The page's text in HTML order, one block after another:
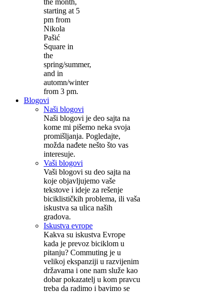
the month,
starting at 5
pm from
Nikola
Pašić
Square in
the
spring/summer,
and in
automn/winter
from 3 pm.
Blogovi
Naši blogovi
Naši blogovi je deo sajta na
kome mi pišemo neka svoja
promišljanja. Pogledajte,
možda nađete nešto što vas
interesuje.
Vaši blogovi
Vaši blogovi su deo sajta na
koje objavljujemo vaše
tekstove i ideje za rešenje
biciklističkih problema, ili vaša
iskustva sa ulica naših
gradova.
Iskustva evrope
Kakva su iskustva Evrope
kada je prevoz biciklom u
pitanju? Commuting je u
velikoj ekspanziji u razvijenim
državama i one nam služe kao
dobar pokazatelj u kom pravcu
treba da radimo i bavimo se